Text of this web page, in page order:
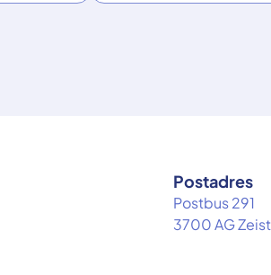
Postadres
Postbus 291
3700 AG Zeist